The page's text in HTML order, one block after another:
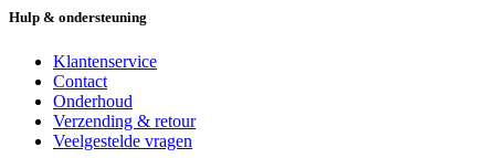
Hulp & ondersteuning
Klantenservice
Contact
Onderhoud
Verzending & retour
Veelgestelde vragen